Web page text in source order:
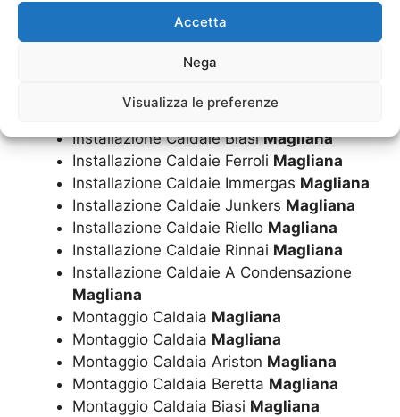
Accetta
Nega
Visualizza le preferenze
Installazione Caldaia RinnaiMagliana
Installazione Caldaia A Condensazione
Installazione Caldaie
Installazione Caldaie Ariston
Installazione Caldaie BiasiMagliana
Installazione Caldaie Ferroli Magliana
Installazione Caldaie Immergas Magliana
Installazione Caldaie Junkers Magliana
Installazione Caldaie Riello Magliana
Installazione Caldaie Rinnai Magliana
Installazione Caldaie A Condensazione
Magliana
Montaggio Caldaia Magliana
Montaggio Caldaia Magliana
Montaggio Caldaia Ariston Magliana
Montaggio Caldaia Beretta Magliana
Montaggio Caldaia Biasi Magliana